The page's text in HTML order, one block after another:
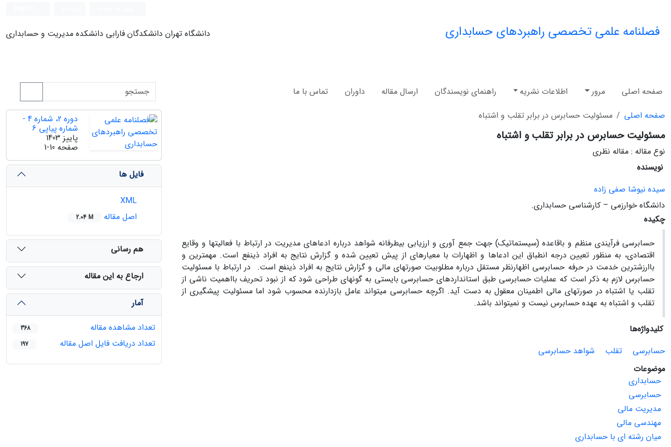
فصلنامه علمی تخصصی راهبردهای حسابداری دانشگاه تهران دانشکدگان فارابی دانشکده مدیریت و حسابداری
صفحه اصلی مرور اطلاعات نشریه راهنمای نویسندگان ارسال مقاله داوران
تماس با ما
صفحه اصلی
مسئولیت حسابرس در برابر تقلب و اشتباه
مسئولیت حسابرس در برابر تقلب و اشتباه
نوع مقاله : مقاله نظری
نویسنده
سیده نیوشا صفی زاده
دانشگاه خوارزمی – کارشناسی حسابداری.
چکیده
حسابرسی فرآیندی منظم و باقاعده (سیستماتیک) جهت جمع آوری و ارزیابی بیطرفانه شواهد درباره ادعاهای مدیریت در ارتباط با فعالیتها و وقایع
اقتصادی، به منظور تعیین درجه انطباق این ادعاها و اظهارات با معیارهای از پیش تعیین شده و گزارش نتایج به افراد ذینفع است. مهمترین و
باارزشترین خدمت در حرفه حسابرسی اظهارنظر مستقل درباره مطلوبیت صورتهای مالی و گزارش نتایج به افراد ذینفع است. در ارتباط با مسئولیت
حسابرس لازم به ذکر است که عملیات حسابرسی طبق استانداردهای حسابرسی بایستی به گونهای طراحی شود که از نبود تحریف بااهمیت ناشی از
تقلب یا اشتباه در صورتهای مالی اطمینان معقول به دست آید. اگرچه حسابرسی میتواند عامل بازدارنده محسوب شود اما مسئولیت پیشگیری از
تقلب و اشتباه به عهده حسابرس نیست و نمیتواند باشد.
کلیدواژه‌ها
حسابرسی
تقلب
شواهد حسابرسی
موضوعات
حسابداری
حسابرسی
مدیریت مالی
مهندسی مالی
میان رشته ای با حسابداری
دوره 2، شماره 4 -
شماره پیاپی 6
پاییز 1403
صفحه 1-10
فایل ها
اصل مقاله
2.04 M
هم رسانی
ارجاع به این مقاله
آمار
تعداد مشاهده مقاله
368
تعداد دریافت فایل اصل مقاله 197